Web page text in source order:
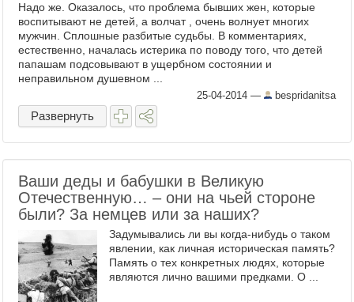
Надо же. Оказалось, что проблема бывших жен, которые
воспитывают не детей, а волчат , очень волнует многих
мужчин. Сплошные разбитые судьбы. В комментариях,
естественно, началась истерика по поводу того, что детей
папашам подсовывают в ущербном состоянии и
неправильном душевном ...
25-04-2014 — bespridanitsa
Развернуть
Ваши деды и бабушки в Великую
Отечественную… – они на чьей стороне
были? За немцев или за наших?
Задумывались ли вы когда-нибудь о таком
явлении, как личная историческая память?
Память о тех конкретных людях, которые
являются лично вашими предками. О ...